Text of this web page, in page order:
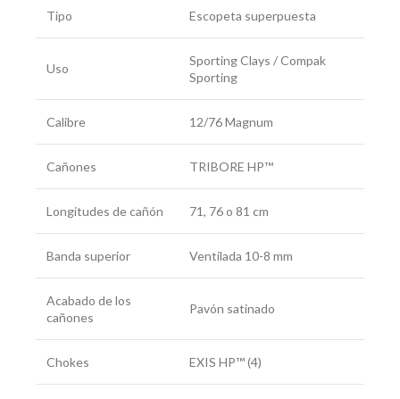
Tipo Escopeta superpuesta
Uso
Sporting Clays / Compak
Sporting
Calibre 12/76 Magnum
Cañones TRIBORE HP™
Longitudes de cañón 71, 76 o 81 cm
Banda superior Ventilada 10-8 mm
Acabado de los
cañones
Pavón satinado
Chokes EXIS HP™ (4)